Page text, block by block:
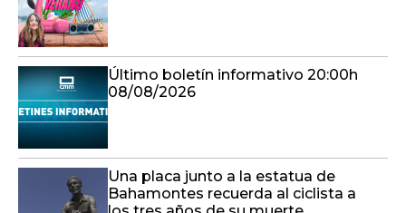
Último boletín informativo 20:00h
08/08/2026
Una placa junto a la estatua de
Bahamontes recuerda al ciclista a